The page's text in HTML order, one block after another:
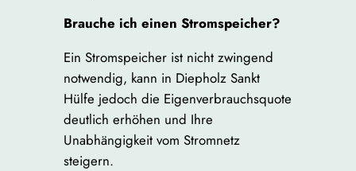
Brauche ich einen Stromspeicher?
Ein Stromspeicher ist nicht zwingend
notwendig, kann in Diepholz Sankt
Hülfe jedoch die Eigenverbrauchsquote
deutlich erhöhen und Ihre
Unabhängigkeit vom Stromnetz
steigern.